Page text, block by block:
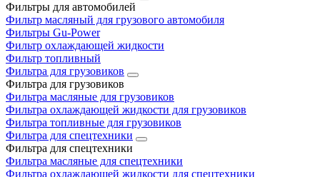
Фильтры для автомобилей
Фильтр масляный для грузового автомобиля
Фильтры Gu-Power
Фильтр охлаждающей жидкости
Фильтр топливный
Фильтра для грузовиков
Фильтра для грузовиков
Фильтра масляные для грузовиков
Фильтра охлаждающей жидкости для грузовиков
Фильтра топливные для грузовиков
Фильтра для спецтехники
Фильтра для спецтехники
Фильтра масляные для спецтехники
Фильтра охлаждающей жидкости для спецтехники